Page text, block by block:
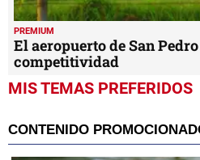
PREMIUM
El aeropuerto de San
competitividad
MIS TEMAS PREFERIDOS